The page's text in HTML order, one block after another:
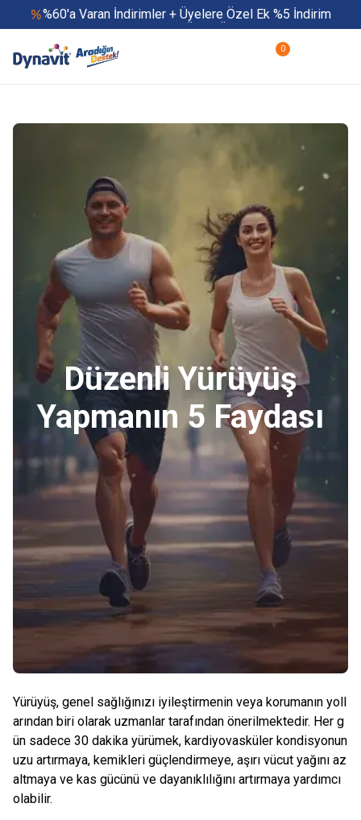
%60'a Varan İndirimler + Üyelere Özel Ek %5 İndirim
Yaz Boyu 500 TL ve Üzeri Ücretsiz Kargo
Yaza Özel Fırsatlar Başladı
0
Düzenli Yürüyüş
Yapmanın 5 Faydası
Yürüyüş, genel sağlığınızı iyileştirmenin veya korumanın yoll
arından biri olarak uzmanlar tarafından önerilmektedir. Her g
ün sadece 30 dakika yürümek, kardiyovasküler kondisyonun
uzu artırmaya, kemikleri güçlendirmeye, aşırı vücut yağını az
altmaya ve kas gücünü ve dayanıklılığını artırmaya yardımcı
olabilir.